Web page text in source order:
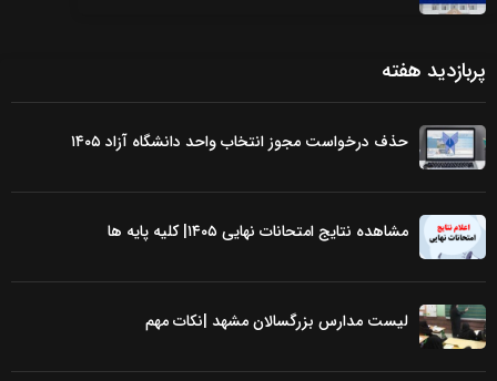
پربازدید هفته
حذف درخواست مجوز انتخاب واحد دانشگاه آزاد ۱۴۰۵
مشاهده نتایج امتحانات نهایی ۱۴۰۵| کلیه پایه ها
لیست مدارس بزرگسالان مشهد |نکات مهم